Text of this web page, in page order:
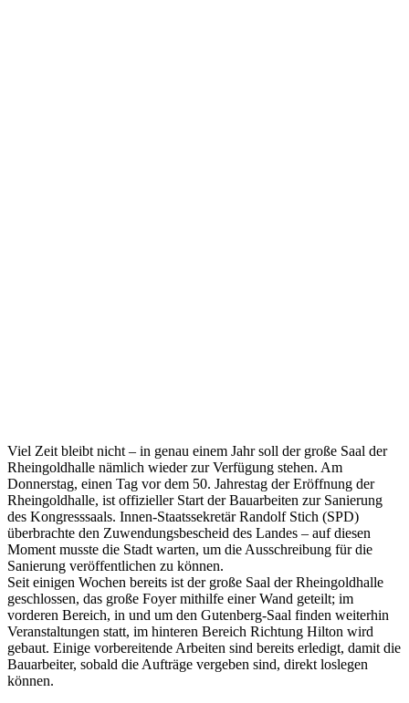
Viel Zeit bleibt nicht – in genau einem Jahr soll der große Saal der
Rheingoldhalle nämlich wieder zur Verfügung stehen. Am
Donnerstag, einen Tag vor dem 50. Jahrestag der Eröffnung der
Rheingoldhalle, ist offizieller Start der Bauarbeiten zur Sanierung
des Kongresssaals. Innen-Staatssekretär Randolf Stich (SPD)
überbrachte den Zuwendungsbescheid des Landes – auf diesen
Moment musste die Stadt warten, um die Ausschreibung für die
Sanierung veröffentlichen zu können.
Seit einigen Wochen bereits ist der große Saal der Rheingoldhalle
geschlossen, das große Foyer mithilfe einer Wand geteilt; im
vorderen Bereich, in und um den Gutenberg-Saal finden weiterhin
Veranstaltungen statt, im hinteren Bereich Richtung Hilton wird
gebaut. Einige vorbereitende Arbeiten sind bereits erledigt, damit die
Bauarbeiter, sobald die Aufträge vergeben sind, direkt loslegen
können.